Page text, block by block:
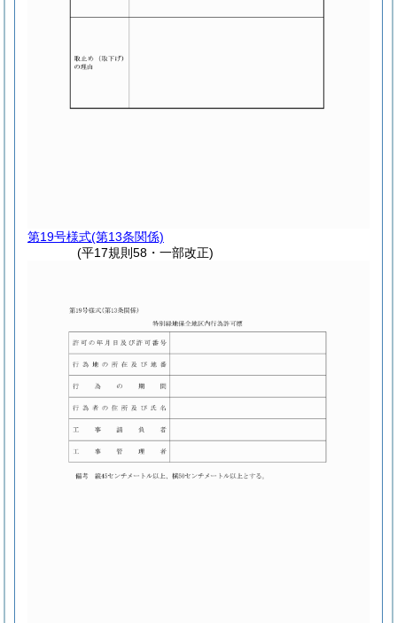
第19号様式(第13条関係)
(平17規則58・一部改正)